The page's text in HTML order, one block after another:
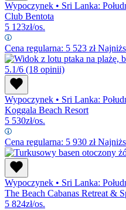
Wypoczynek • Sri Lanka:
Club Bentota
5 123zł/os.
Cena regularna: 5 523 zł
5.1/6 (18 opinii)
Wypoczynek • Sri Lanka:
Koggala Beach Resort
5 530zł/os.
Cena regularna: 5 930 zł
Wypoczynek • Sri Lanka:
The Beach Cabanas Retreat &
5 824zł/os.